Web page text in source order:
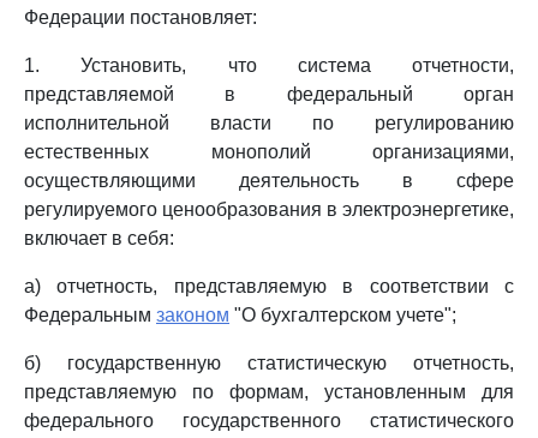
Федерации постановляет:
1. Установить, что система отчетности,
представляемой в федеральный орган
исполнительной власти по регулированию
естественных монополий организациями,
осуществляющими деятельность в сфере
регулируемого ценообразования в электроэнергетике,
включает в себя:
а) отчетность, представляемую в соответствии с
Федеральным законом "О бухгалтерском учете";
б) государственную статистическую отчетность,
представляемую по формам, установленным для
федерального государственного статистического